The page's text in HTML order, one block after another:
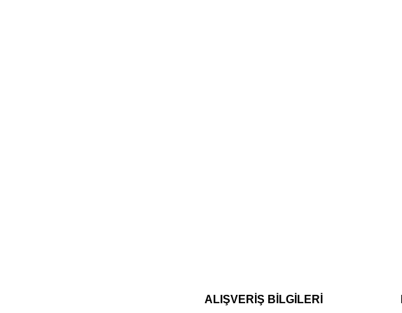
ALIŞVERİŞ BİLGİLERİ